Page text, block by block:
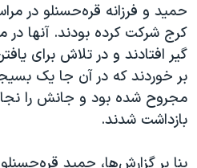
حمید و فرزانه قره‌حسنلو در
کرج شرکت کرده بودند. آنها در
گیر افتادند و در تلاش برای
بر خوردند که در آن جا یک
مجروح شده بود و جانش را
بازداشت شدند.